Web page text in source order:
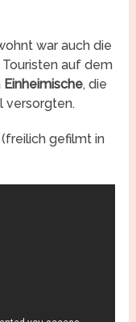
war auch die
auf dem
Einheimische, die
versorgten.
(freilich gefilmt in